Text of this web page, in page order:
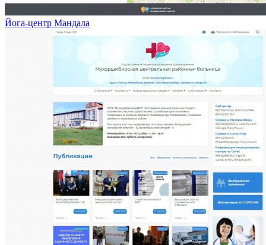
Йога-центр Мандала